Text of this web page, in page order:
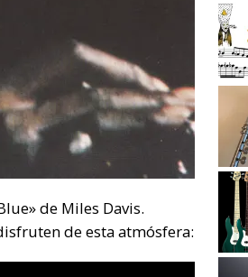
de Miles Davis.
de esta atmósfera: